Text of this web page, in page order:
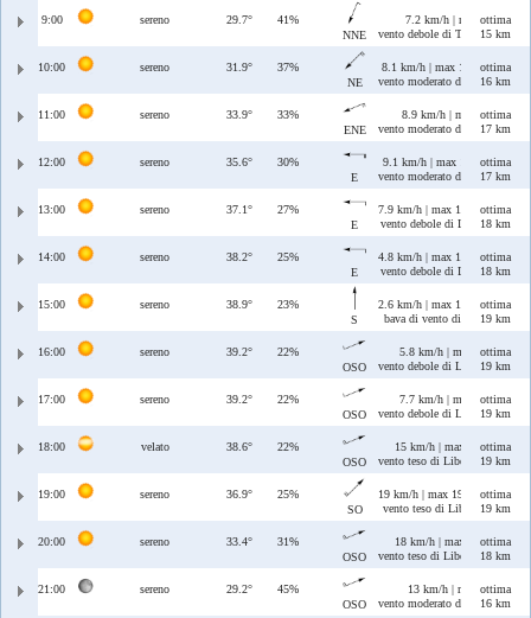
9:00 sereno 29.7°
41%
NNE
7.2 km/h | max 13 km/h
vento debole di Tramontana/
ottima
15 km
10:00 sereno 31.9°
37%
NE
8.1 km/h | max 15 km/h
vento moderato di Grecale
ottima
16 km
11:00 sereno 33.9°
33%
ENE
8.9 km/h | max 12 km/h
vento moderato di Grecale/
ottima
17 km
12:00 sereno 35.6°
30%
E
9.1 km/h | max 13 km/h
vento moderato di Levante
ottima
17 km
13:00 sereno 37.1°
27%
E
7.9 km/h | max 12 km/h
vento debole di Levante
ottima
18 km
14:00 sereno 38.2°
25%
E
4.8 km/h | max 11 km/h
vento debole di Levante
ottima
18 km
15:00 sereno 38.9°
23%
S
2.6 km/h | max 11 km/h
bava di vento di Ostro
ottima
19 km
16:00 sereno 39.2°
22%
OSO
5.8 km/h | max 11 km/h
vento debole di Libeccio/
ottima
19 km
17:00 sereno 39.2°
22%
OSO
7.7 km/h | max 11 km/h
vento debole di Libeccio/
ottima
19 km
18:00 velato 38.6°
22%
OSO
15 km/h | max 16 km/h
vento teso di Libeccio/Ponente
ottima
19 km
19:00 sereno 36.9°
25%
SO
19 km/h | max 19 km/h
vento teso di Libeccio
ottima
19 km
20:00 sereno 33.4°
31%
OSO
18 km/h | max 22 km/h
vento teso di Libeccio/Ponente
ottima
18 km
21:00 sereno 29.2°
45%
OSO
13 km/h | max 30 km/h
vento moderato di Libeccio/
ottima
16 km